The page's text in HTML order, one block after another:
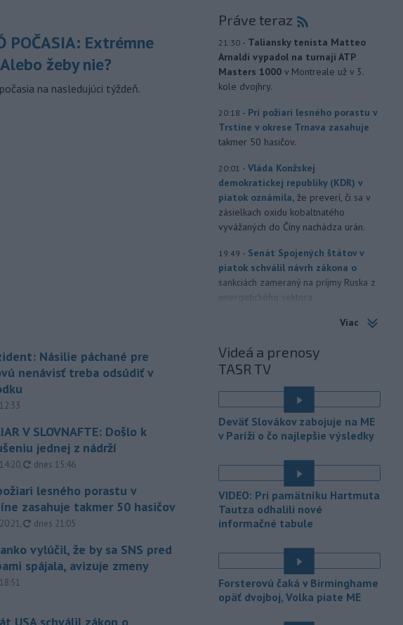
POČASIA: Extrémne
žeby nie?
na nasledujúci týždeň.
Násilie páchané pre
nenávisť treba odsúdiť v
V SLOVNAFTE: Došlo k
jednej z nádrží
, aktualizované
dnes 15:46
lesného porastu v
zasahuje takmer 50 hasičov
, aktualizované
dnes 21:05
vylúčil, že by sa SNS pred
spájala, avizuje zmeny
USA schválil zákon o
Práve teraz
21:30 - Taliansky tenista Matteo
Arnaldi vypadol na turnaji ATP
Masters 1000 v Montreale už v 3.
kole dvojhry.
20:18 - Pri požiari lesného porastu v
Trstíne v okrese Trnava zasahuje
takmer 50 hasičov.
20:01 - Vláda Konžskej
demokratickej republiky (KDR) v
piatok oznámila, že preverí, či sa v
zásielkach oxidu kobaltnatého
vyvážaných do Číny nachádza urán.
19:49 - Senát Spojených štátov v
piatok schválil návrh zákona o
sankciách zameraný na príjmy Ruska z
energetického sektora.
Slovenská polícia prispela k
ktorý sa podarilo ukončiť
právoplatným odsúdením páchateľa v
15:21 - Piatkový požiar v
bratislavskej rafinérii Slovnaft je
pod kontrolou.Príčina jeho vzniku
TASR to potvrdil hovorca rafinérie
Anton Molnár.
15:17 - Ministerstvo kultúry (MK) SR
upraví verziu opatrenia o
pôsobnosti rezortu.
14:17 -
V bratislavskej rafinérii
Slovnaft horí uskladnený ropný
produkt.
TASR o tom informovala
rafinéria s tým, že obyvateľom nehrozí
Viac
Videá a prenosy
TASR TV
Deväť Slovákov zabojuje na ME
v Paríži o čo najlepšie výsledky
VIDEO: Pri pamätníku Hartmuta
Tautza odhalili nové
informačné tabule
Forsterovú čaká v Birminghame
opäť dvojboj, Volka piate ME